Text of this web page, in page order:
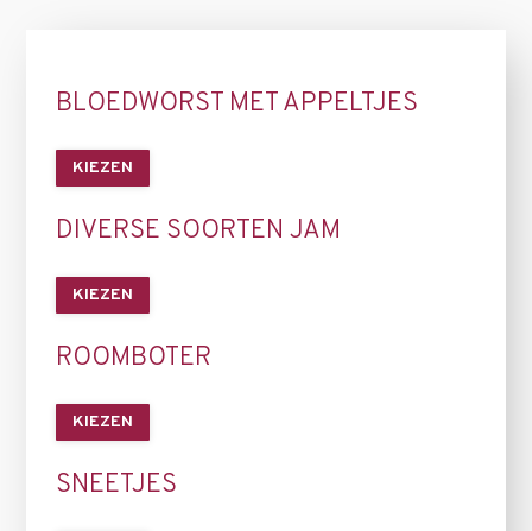
BLOEDWORST MET APPELTJES
KIEZEN
DIVERSE SOORTEN JAM
KIEZEN
ROOMBOTER
KIEZEN
SNEETJES